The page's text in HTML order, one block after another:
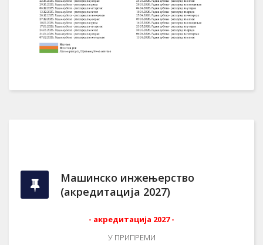
Машинско инжењерство
(акредитација 2027)
- акредитација 2027 -
У ПРИПРЕМИ